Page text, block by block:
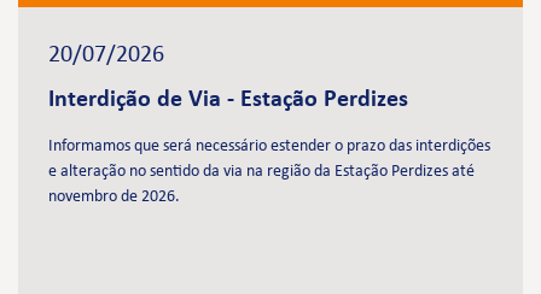
20/07/2026
Interdição de Via - Estação Perdizes
Informamos que será necessário estender o prazo das interdições
e alteração no sentido da via na região da Estação Perdizes até
novembro de 2026.